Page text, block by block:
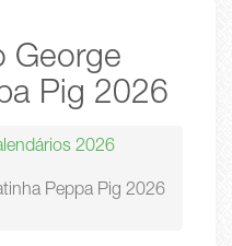
George
Pig 2026
2026
Peppa Pig 2026